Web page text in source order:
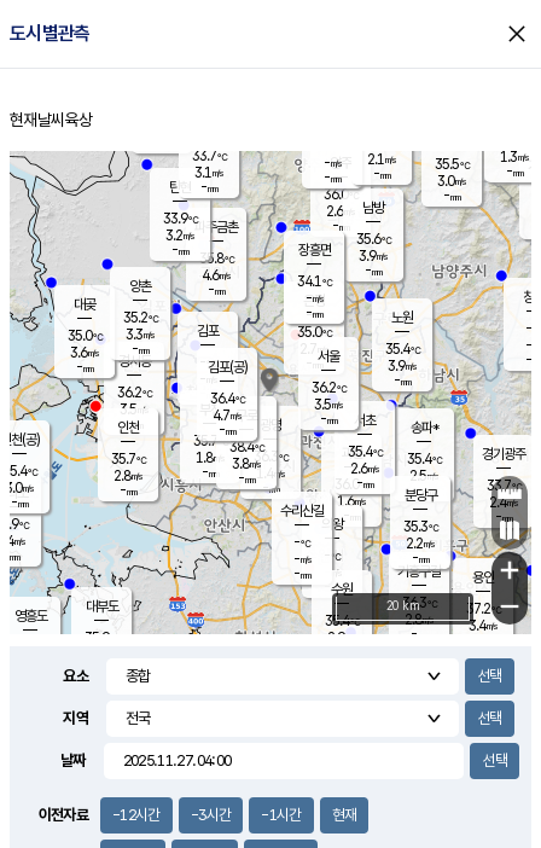
도시별관측 close
홈
현재날씨 육상
의도
℃
m/s
mm
영흥도
양주
36.0℃
2.6
-mm
과천
36.0℃
1.6m/s
- mm
용인
37.2℃
3.4m/s
경기광주
33.7℃
2.4m/s
-mm
2.8m/s
대부도
35.9
경서동
36.2℃
3.5 m/s
-mm
파주금촌
35.8℃
4.6m/s
-mm
35.5℃
3.0m/s
-mm
대곶
35.0℃
3.6m/s
-mm
창
-
-m/
-
탄현
33.9℃
3.2m/s
-mm
1.3m/s
-mm
의왕
- ℃
m/s
mm
김포
- ℃
-m/s
mm
광명
36.3 ℃
1.4 m/s
-mm
부천
35.7℃
1.8m/s
-mm
양촌
35.2℃
3.3m/s
-mm
구로
38.4℃
3.8m/s
-mm
은평
35.0℃
2.7 m/s
- mm
노원
35.4℃
3.9m/s
-mm
송파*
35.4℃
2.5m/s
-mm
서초
35.4℃
2.6m/s
-mm
남방
35.6℃
3.9m/s
-mm
기흥구갈
36.3℃
2.8m/s
-
수리산길
-℃
-m/s
-mm
분당구
35.3℃
2.2m/s
-mm
장흥면
34.1℃
-m/s
-mm
-m/s
-mm
인천(공)
35.4℃
3.0m/s
-mm
김포(공)
36.4℃
4.7m/s
-mm
수원
35.4℃
2.9m/s
인천
35.7℃
2.8m/s
-mm
서울
36.2℃
3.5m/s
-mm
33.7℃
3.1 m/s
-mm
2.1 m/s
-mm
+
−
20 km
요소
지역
날짜
이전자료 -12시간 -3시간 -1시간 현재